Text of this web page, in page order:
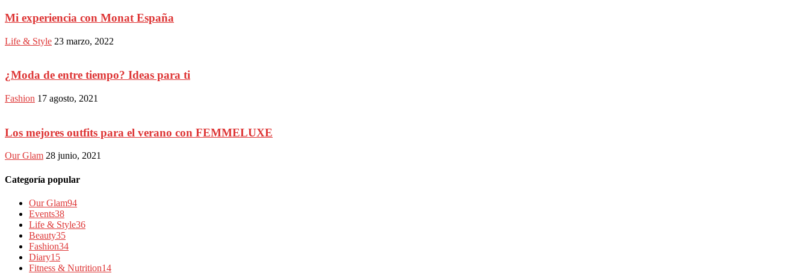
Mi experiencia con Monat España
Life & Style 23 marzo, 2022
¿Moda de entre tiempo? Ideas para ti
Fashion 17 agosto, 2021
Los mejores outfits para el verano con FEMMELUXE
Our Glam 28 junio, 2021
Categoría popular
Our Glam94
Events38
Life & Style36
Beauty35
Fashion34
Diary15
Fitness & Nutrition14